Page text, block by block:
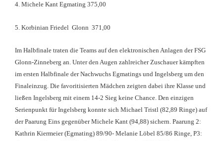
4. Michele Kant Egmating 375,00
5. Korbinian Friedel Glonn 371,00
Im Halbfinale traten die Teams auf den elektronischen Anlagen der FSG
Glonn-Zinneberg an. Unter den Augen zahlreicher Zuschauer kämpften
im ersten Halbfinale der Nachwuchs Egmatings und Ingelsberg um den
Finaleinzug. Die favoritisierten Mädchen zeigten dabei ihre Klasse und
ließen Ingelsberg mit einem 14-2 Sieg keine Chance. Den einzigen
Serienpunkt für Ingelsberg konnte sich Michael Tristl (82,89 Ringe) auf
der Paarung Eins gegenüber Michele Kant (94,88) sichern. Paarung 2:
Kathrin Kiermeier (Egmating) 89/90- Melanie Löbel 85/86 Ringe, P3: